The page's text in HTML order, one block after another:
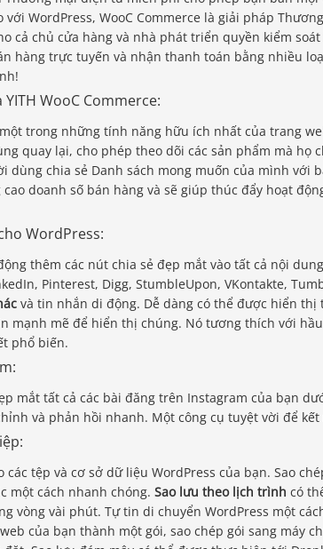
WordPress, WooC Commerce là giải pháp
cả chủ cửa hàng và nhà phát triển quyền kiểm soát
hàng trực tuyến và nhận thanh toán bằng nhiều
WooC Commerce:
trong những tính năng hữu ích nhất của trang
quay lại, cho phép theo dõi các sản phẩm mà họ
dùng chia sẻ Danh sách mong muốn của mình với
doanh số bán hàng và sẽ giúp thúc đẩy hoạt
WordPress:
thêm các nút chia sẻ đẹp mắt vào tất cả nội
Pinterest, Digg, StumbleUpon, VKontakte,
và tin nhắn di động. Dễ dàng có thể được hiển
mạnh mẽ để hiển thị chúng. Nó tương thích với
phổ biến.
mắt tất cả các bài đăng trên Instagram của bạn
và phản hồi nhanh. Một công cụ tuyệt vời để kết
các tệp và cơ sở dữ liệu WordPress của bạn. Sao
một cách nhanh chóng. Sao lưu theo lịch trình có
vòng vài phút. Tự tin di chuyển WordPress một
của bạn thành một gói, sao chép gói sang máy